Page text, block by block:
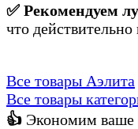
✅ Рекомендуем
что
Все товары Аэлита
Все товары
👍 Экономим ваше